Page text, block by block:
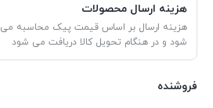
هزینه ارسال محصولات
هزینه ارسال بر اساس قیمت پیک محاسبه می
شود و در هنگام تحویل کالا دریافت می شود
فروشنده